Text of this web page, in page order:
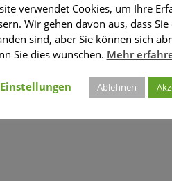
verwendet Cookies, um Ihre
Wir gehen davon aus, dass
sind, aber Sie können sich
Sie dies wünschen. Mehr
Ablehnen